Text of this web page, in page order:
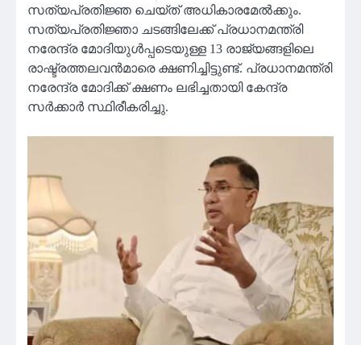
സത്യപ്രതിജ്ഞ ചെയ്ത് അധികാരമേൽക്കും.
സത്യപ്രതിജ്ഞാ ചടങ്ങിലേക്ക് പ്രധാനമന്ത്രി
നരേന്ദ്ര മോദിയുൾപ്പടെയുള്ള 13 രാജ്യങ്ങളിലെ
രാഷ്ട്രത്തലവൻമാരെ ക്ഷണിച്ചിട്ടുണ്ട്. പ്രധാനമന്ത്രി
നരേന്ദ്ര മോദിക്ക് ക്ഷണം ലഭിച്ചതായി കേന്ദ്ര
സർക്കാർ സ്ഥിരീകരിച്ചു.